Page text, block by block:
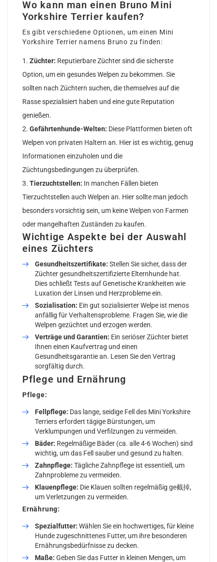
Wo kann man einen Bruno Mini
Yorkshire Terrier kaufen?
Es gibt verschiedene Optionen, um einen Mini
Yorkshire Terrier namens Bruno zu finden:
Züchter: Reputierbare Züchter sind die sicherste
Option, um ein gesundes Welpen zu bekommen. Sie
sollten nach Züchtern suchen, die themselves auf die
Rasse spezialisiert haben und eine gute Reputation
genießen.
Gefährtenhunde-Welten: Diese Plattformen bieten oft
Welpen von privaten Haltern an. Hier ist es wichtig, genug
Informationen einzuholen und die
Züchtungsbedingungen zu überprüfen.
Tierzuchtstellen: In manchen Fällen bieten
Tierzuchtstellen auch Welpen an. Hier sollte man jedoch
besonders vorsichtig sein, um keine Welpen von Farmen
oder mangelhaften Zuständen zu kaufen.
Wichtige Aspekte bei der Auswahl
eines Züchters
Gesundheitszertifikate: Stellen Sie sicher, dass der
Züchter gesundheitszertifizierte Elternhunde hat.
Dies schließt Tests auf Genetische Krankheiten wie
Luxation der Linsen und Herzprobleme ein.
Sozialisation: Ein gut sozialisierter Welpe ist menos
anfällig für Verhaltensprobleme. Fragen Sie, wie die
Welpen gezüchtet und erzogen werden.
Verträge und Garantien: Ein seriöser Züchter bietet
Ihnen einen Kaufvertrag und einen
Gesundheitsgarantie an. Lesen Sie den Vertrag
sorgfältig durch.
Pflege und Ernährung
Pflege:
Fellpflege: Das lange, seidige Fell des Mini Yorkshire
Terriers erfordert tägige Bürstungen, um
Verklumpungen und Verfilzungen zu vermeiden.
Bäder: Regelmäßige Bäder (ca. alle 4-6 Wochen) sind
wichtig, um das Fell sauber und gesund zu halten.
Zahnpflege: Tägliche Zahnpflege ist essentiell, um
Zahnprobleme zu vermeiden.
Klauenpflege: Die Klauen sollten regelmäßig ge截掉,
um Verletzungen zu vermeiden.
Ernährung:
Spezialfutter: Wählen Sie ein hochwertiges, für kleine
Hunde zugeschnittenes Futter, um ihre besonderen
Ernährungsbedürfnisse zu decken.
Maße: Geben Sie das Futter in kleinen Mengen, um